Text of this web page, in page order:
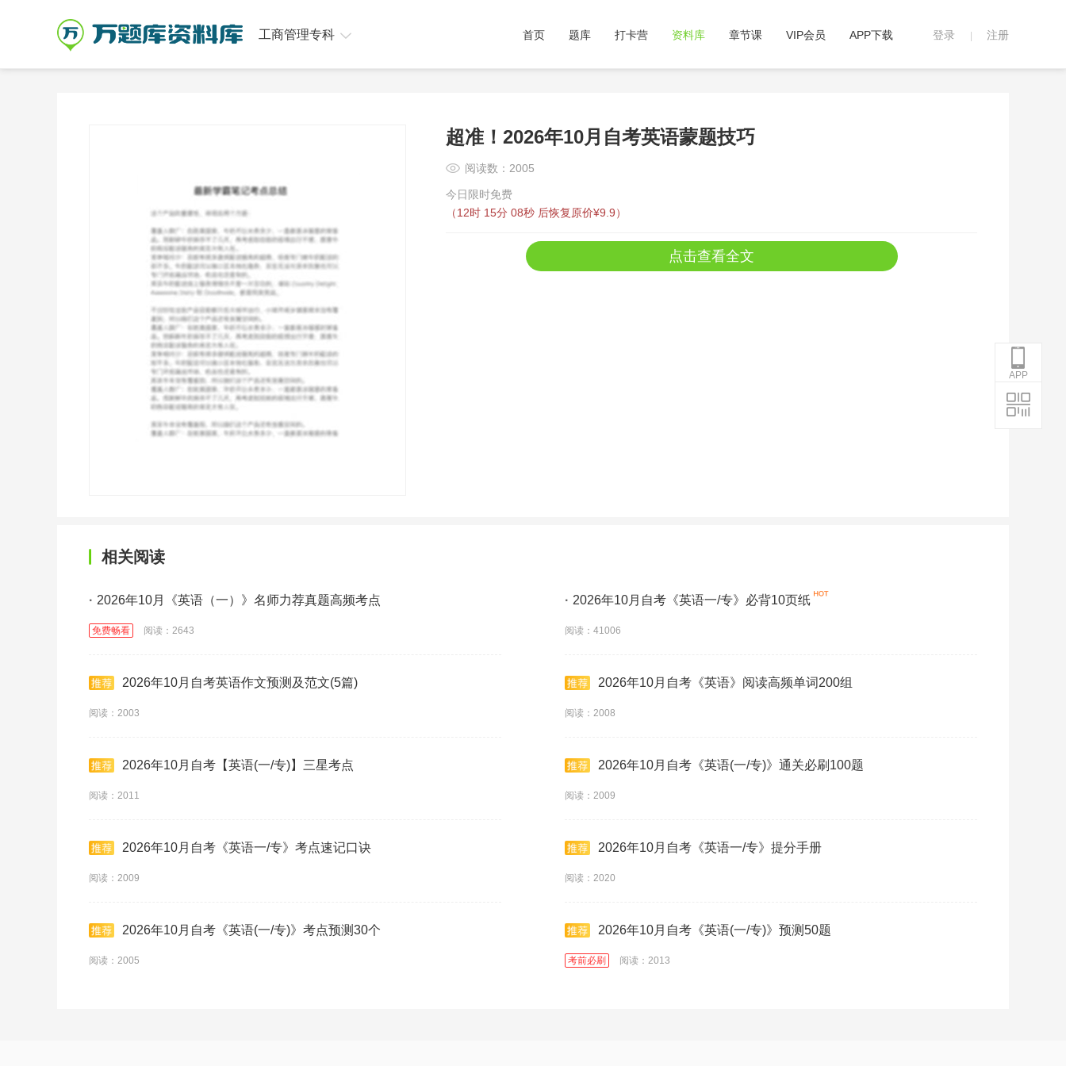
登录 注册
首页 题库 打卡营 资料库 章节课 VIP会员 APP下载
工商管理专科
超准！2026年10月自考英语蒙题技巧
阅读数：2005
今日限时免费
（12时 15分 08秒 后恢复原价¥9.9）
点击查看全文
相关阅读
· 2026年10月《英语（一）》名师力荐真题高频考点
免费畅看 阅读：2643
· 2026年10月自考《英语一/专》必背10页纸
阅读：41006
2026年10月自考英语作文预测及范文(5篇)
阅读：2003
2026年10月自考《英语》阅读高频单词200组
阅读：2008
2026年10月自考【英语(一/专)】三星考点
阅读：2011
2026年10月自考《英语(一/专)》通关必刷100题
阅读：2009
2026年10月自考《英语一/专》考点速记口诀
阅读：2009
2026年10月自考《英语一/专》提分手册
阅读：2020
2026年10月自考《英语(一/专)》考点预测30个
阅读：2005
2026年10月自考《英语(一/专)》预测50题
考前必刷 阅读：2013
APP